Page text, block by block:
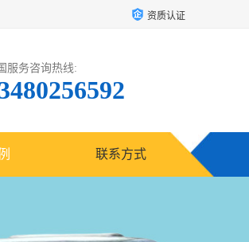
资质认证
服务咨询热线:
联系方式